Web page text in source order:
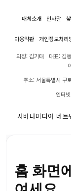
매체소개 인사말
이용약관 개인정보처리
의장: 김기태 대표: 김
주소: 서울특별시 구
인터
사바나미디어 네트
홈 화면